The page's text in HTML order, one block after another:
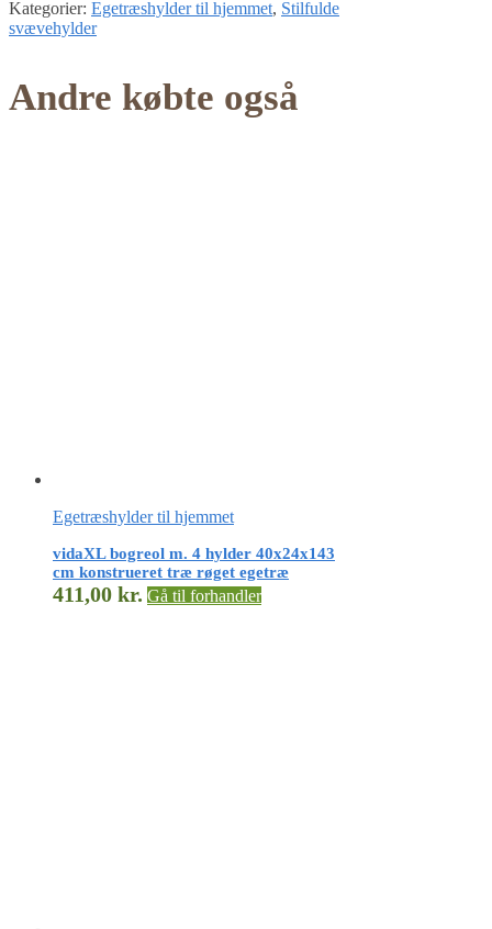
Kategorier: Egetræshylder til hjemmet, Stilfulde
svævehylder
Andre købte også
Egetræshylder til hjemmet
vidaXL bogreol m. 4 hylder 40x24x143
cm konstrueret træ røget egetræ
411,00 kr. Gå til forhandler